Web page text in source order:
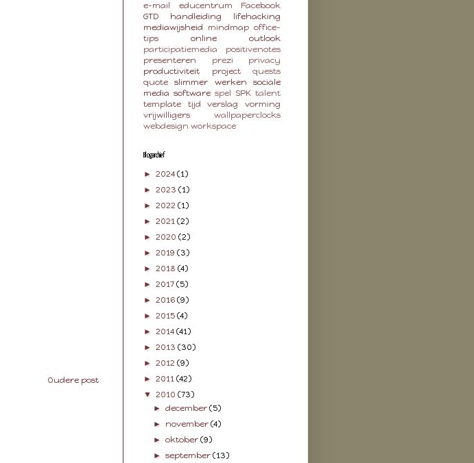
Oudere post
e-mail
educentrum
Facebook
GTD
handleiding
lifehacking
mediawijsheid
mindmap office-
tips
online
outlook
participatiemedia
positivenotes
presenteren
prezi
privacy
productiviteit
project
quests
quote
slimmer werken
sociale
media software spel SPK talent
template
tijd verslag
vorming
vrijwilligers
wallpaperclocks
webdesign workspace
Blogarchief
► 2024 (1)
► 2023 (1)
► 2022 (1)
► 2021 (2)
► 2020 (2)
► 2019 (3)
► 2018 (4)
► 2017 (5)
► 2016 (9)
► 2015 (4)
► 2014 (41)
► 2013 (30)
► 2012 (9)
► 2011 (42)
▼ 2010 (73)
►december(5)
► november(4)
►oktober(9)
►september(13)